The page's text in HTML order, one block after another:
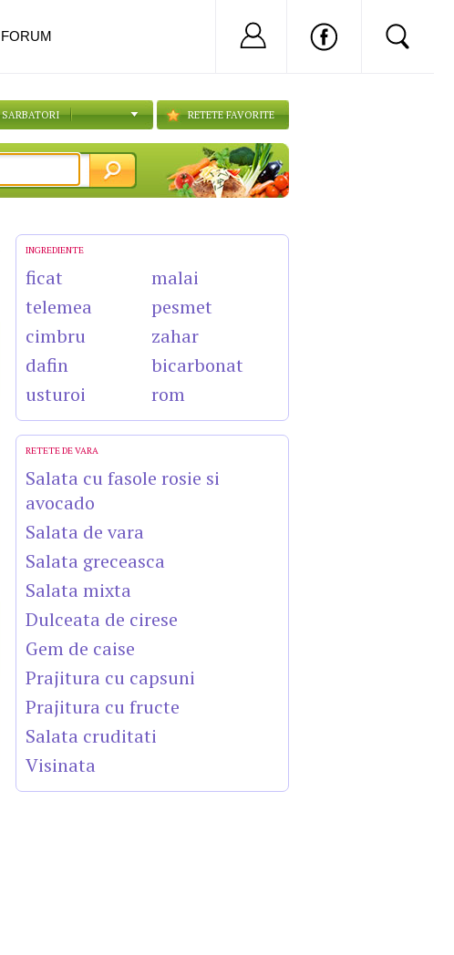
SARBATORI RETETE FAVORITE
INGREDIENTE
ficat
telemea
cimbru
dafin
usturoi
malai
pesmet
zahar
bicarbonat
rom
RETETE DE VARA
Salata cu fasole rosie si
avocado
Salata de vara
Salata greceasca
Salata mixta
Dulceata de cirese
Gem de caise
Prajitura cu capsuni
Prajitura cu fructe
Salata cruditati
Visinata
FORUM Nu ai cont?